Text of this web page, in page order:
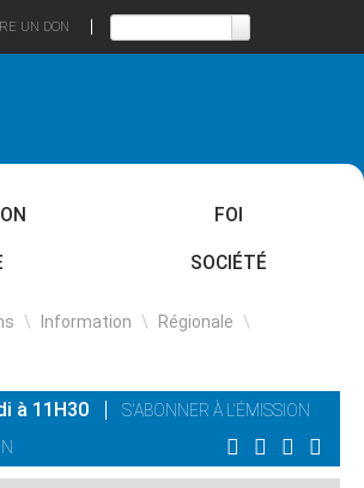
UN DON
FOI
SOCIÉTÉ
\ Information \ Régionale \
à 11H30
S'ABONNER À L'ÉMISSION